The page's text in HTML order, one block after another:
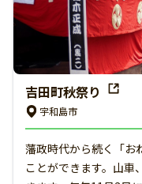
吉田町秋祭り
宇和島市
藩政時代から続く「お
ことができます。山車